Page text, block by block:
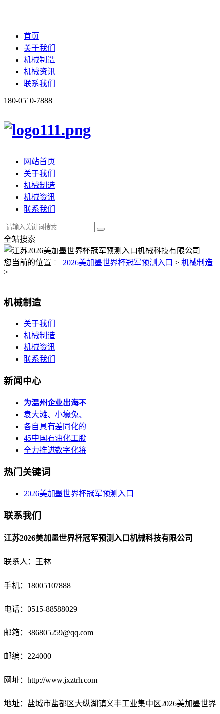
首页
关于我们
机械制造
机械资讯
联系我们
180-0510-7888
网站首页
关于我们
机械制造
机械资讯
联系我们
全站搜索
您当前的位置 ： 2026美加墨世界杯冠军预测入口 > 机械制造
>
机械制造
关于我们
机械制造
机械资讯
联系我们
新闻中心
为温州企业出海不
袁大滩、小壕兔、
各自具有差同化的
45中国石油化工股
全力推进数字化将
热门关键词
2026美加墨世界杯冠军预测入口
联系我们
江苏2026美加墨世界杯冠军预测入口机械科技有限公司
联系人：王林
手机：18005107888
电话： 0515-88588029
邮箱： 386805259@qq.com
邮编：224000
网址：http://www.jxztrh.com
地址：盐城市盐都区大纵湖镇义丰工业集中区2026美加墨世界